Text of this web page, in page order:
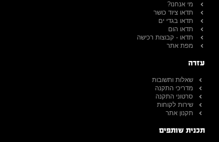
מי אנחנו?
תדאו ציוד כושר
תדאו בגדי ים
תדאו הום
תדאו - קבוצות רכישה
מפת אתר
עזרה
שאלות ותשובות
מדריכי התקנה
סרטוני התקנה
שירות לקוחות
תקנון אתר
תכנית שותפים